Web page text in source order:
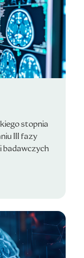
stopnia
III fazy
badawczych